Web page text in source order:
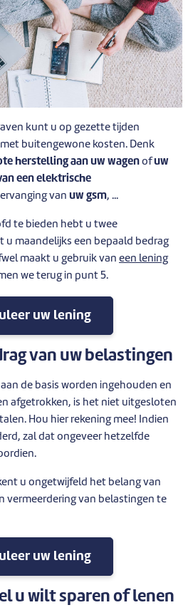
kunt u op gezette tijden
buitengewone kosten. Denk
herstelling aan uw wagen ofuw
een elektrische
van uw gsm, ...
te bieden hebt u twee
u maandelijks een bepaald bedrag
maakt u gebruik van een lening
we terug in punt 5.
uw lening
van uw belastingen
de basis worden ingehouden en
afgetrokken, is het niet uitgesloten
Hou hier rekening mee! Indien
zal dat ongeveer hetzelfde
u ongetwijfeld het belang van
vermeerdering van belastingen te
uw lening
u wilt sparen of lenen